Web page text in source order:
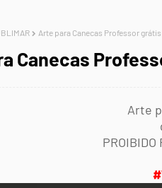
Arte para Canecas Professor
Canecas
Arte
PROIBIDO